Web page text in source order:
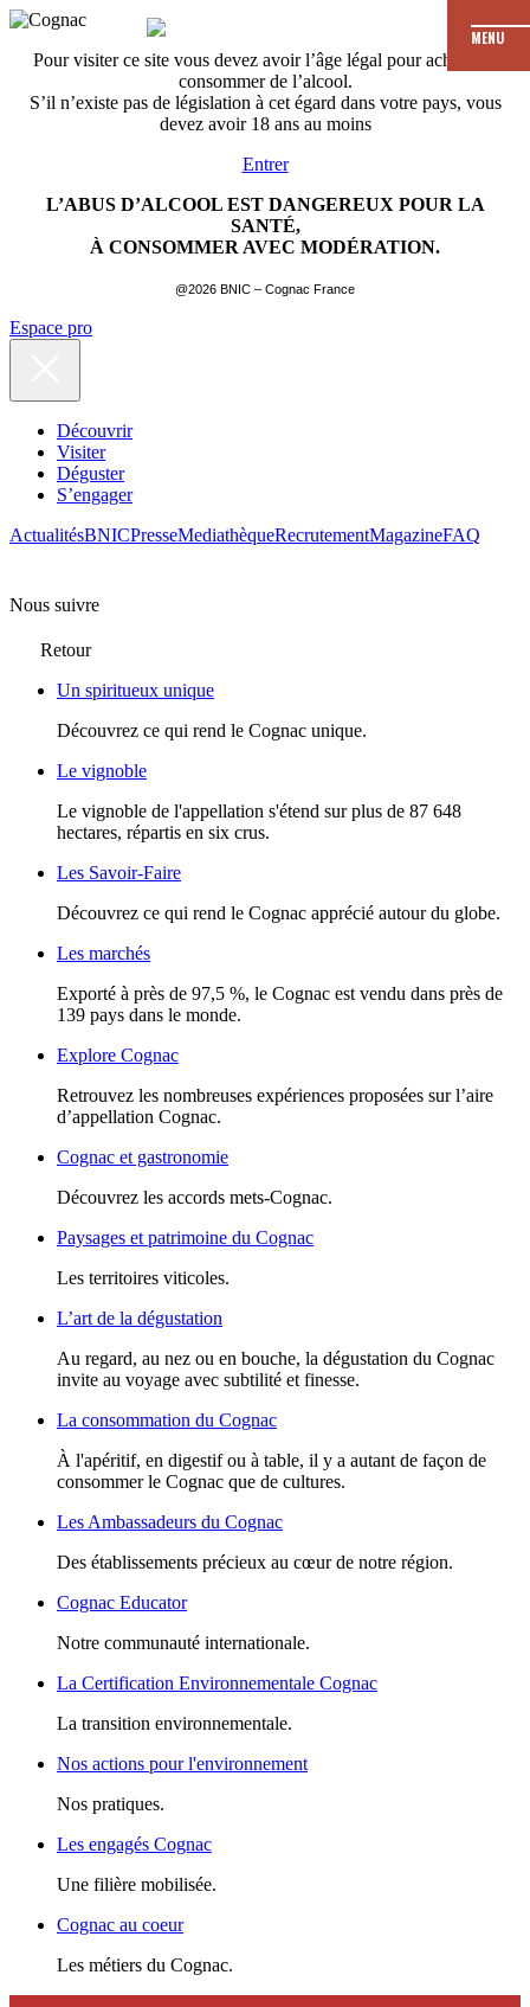
Pour visiter ce site vous devez avoir l’âge légal pour acheter et
consommer de l’alcool.
S’il n’existe pas de législation à cet égard dans votre pays, vous
devez avoir 18 ans au moins
Entrer
L’ABUS D’ALCOOL EST DANGEREUX POUR LA
SANTÉ,
À CONSOMMER AVEC MODÉRATION.
@2026 BNIC – Cognac France
MENU
Espace pro
Découvrir
Visiter
Déguster
S’engager
ActualitésBNICPresseMediathèqueRecrutementMagazineFAQ
Nous suivre
Retour
Un spiritueux unique
Découvrez ce qui rend le Cognac unique.
Le vignoble
Le vignoble de l'appellation s'étend sur plus de 87 648
hectares, répartis en six crus.
Les Savoir-Faire
Découvrez ce qui rend le Cognac apprécié autour du globe.
Les marchés
Exporté à près de 97,5 %, le Cognac est vendu dans près de
139 pays dans le monde.
Explore Cognac
Retrouvez les nombreuses expériences proposées sur l’aire
d’appellation Cognac.
Cognac et gastronomie
Découvrez les accords mets-Cognac.
Paysages et patrimoine du Cognac
Les territoires viticoles.
L’art de la dégustation
Au regard, au nez ou en bouche, la dégustation du Cognac
invite au voyage avec subtilité et finesse.
La consommation du Cognac
À l'apéritif, en digestif ou à table, il y a autant de façon de
consommer le Cognac que de cultures.
Les Ambassadeurs du Cognac
Des établissements précieux au cœur de notre région.
Cognac Educator
Notre communauté internationale.
La Certification Environnementale Cognac
La transition environnementale.
Nos actions pour l'environnement
Nos pratiques.
Les engagés Cognac
Une filière mobilisée.
Cognac au coeur
Les métiers du Cognac.